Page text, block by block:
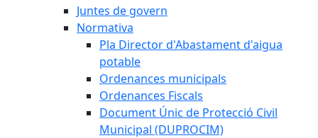
Juntes de govern
Normativa
Pla Director d'Abastament d'aigua
potable
Ordenances municipals
Ordenances Fiscals
Document Únic de Protecció Civil
Municipal (DUPROCIM)